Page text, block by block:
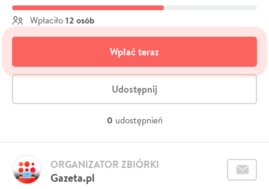
Wpłaciło 12 osób
Wpłać teraz
Udostępnij
0 udostępnień
Gazeta.pl
ORGANIZATOR ZBIÓRKI